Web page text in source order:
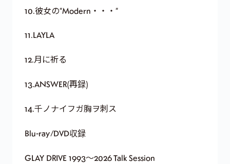
10.彼女の”Modern・・・”
11.LAYLA
12.月に祈る
13.ANSWER(再録)
14.千ノナイフガ胸ヲ刺ス
Blu-ray/DVD収録
GLAY DRIVE 1993～2026 Talk Session